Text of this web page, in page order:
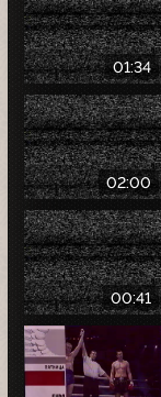
01:34
02:00
00:41